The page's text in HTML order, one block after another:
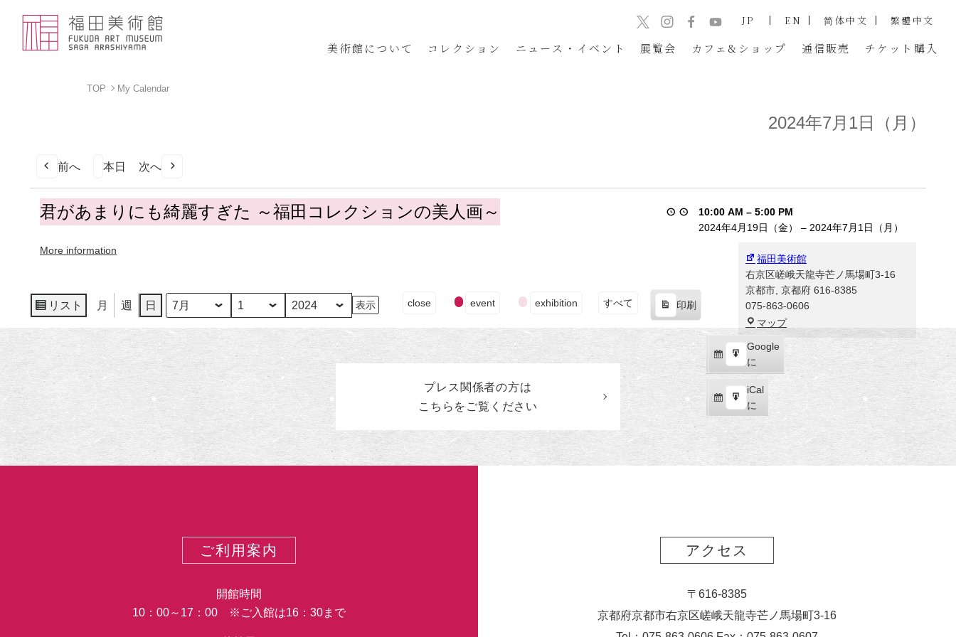
美術館について コレクション ニュース・イベント 展覧会 カフェ&ショップ 通信販売 チケット 購入
JP EN 简体中文 繁體中文
TOP My Calendar
2024年7月1日（月）
前へ 本日 次へ
君
が
ま
も
綺
麗
ぎ
た
田
コ
君があまりにも綺麗すぎた ～福田コレクションの美人画～ 10:00 AM – 5:00 PM
2024年4月19日（金）
– 2024年7月1日（月）
福田美術館
右京区嵯峨天龍寺芒ノ馬場町3-16
京都市 京都府 616-8385
075-863-0606
マップ福
田
術
館
More information
リスト
表
示
月 週 日
月
日
年
ン
ト
ー
close event exhibition すべて 印刷
示
Google
で
購
読
iCal
で
購
Google
に
エ
ク
ス
ポ
ト
iCal
に
エ
ー
プレス関係者の方は
こちらをご覧ください
ご利用案内
開館時間
10：00～17：00 ※ご入館は16：30まで
アクセス
〒616-8385
京都府京都市右京区嵯峨天龍寺芒ノ馬場町3-16